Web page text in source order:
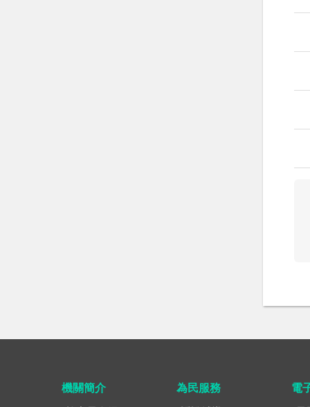
機關簡介 為民服務 電